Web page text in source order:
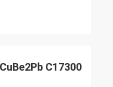
CuBe2Pb C17300 سبائك النحاس 1.6mmx3000mm بواسطة ASTM B196